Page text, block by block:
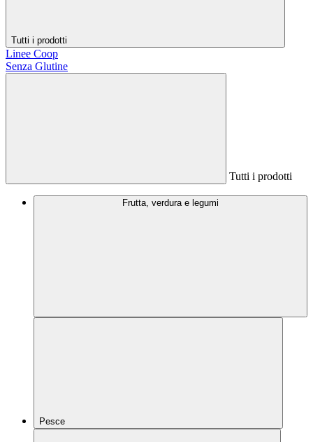
Tutti i prodotti
Linee Coop
Senza Glutine
Tutti i prodotti
Frutta, verdura e legumi
Pesce